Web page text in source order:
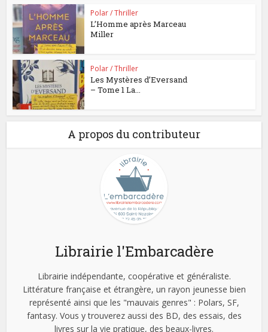
Polar / Thriller
L’Homme après Marceau
Miller
Polar / Thriller
Les Mystères d’Eversand
– Tome 1 La...
A propos du contributeur
Librairie l'Embarcadère
Librairie indépendante, coopérative et généraliste.
Littérature française et étrangère, un rayon jeunesse bien
représenté ainsi que les "mauvais genres" : Polars, SF,
fantasy. Vous y trouverez aussi des BD, des essais, des
livres sur la vie pratique, des beaux-livres.